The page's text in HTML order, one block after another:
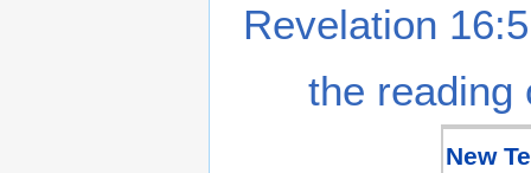
Revelation
the reading
New